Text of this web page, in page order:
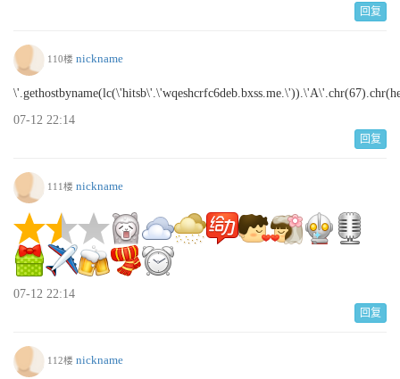
回复
110楼 nickname
07-12 22:14
回复
111楼 nickname
07-12 22:14
回复
112楼 nickname